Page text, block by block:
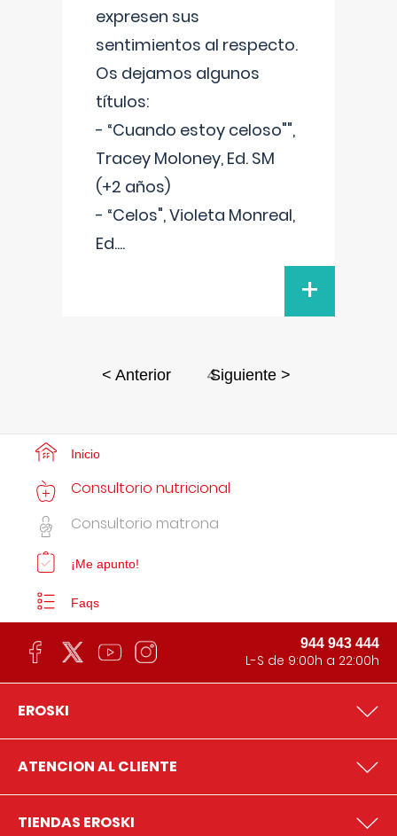
expresen sus
sentimientos al respecto.
Os dejamos algunos
títulos:
- “Cuando estoy celoso"",
Tracey Moloney, Ed. SM
(+2 años)
- “Celos", Violeta Monreal,
Ed....
+
< Anterior 4
Siguiente >
Inicio
Consultorio nutricional
Consultorio matrona
¡Me apunto!
Faqs
944 943 444
L-S de 9:00h a 22:00h
EROSKI
ATENCION AL CLIENTE
TIENDAS EROSKI